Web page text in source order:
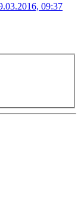
09:37